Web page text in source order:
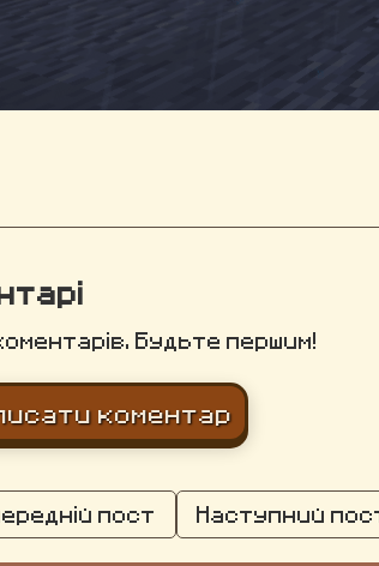
Будьте першим!
коментар
пост Наступний